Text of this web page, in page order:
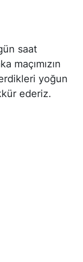
saat
maçımızın
yoğun
ederiz.